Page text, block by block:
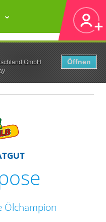
GmbH
Öffnen
Ölchampion